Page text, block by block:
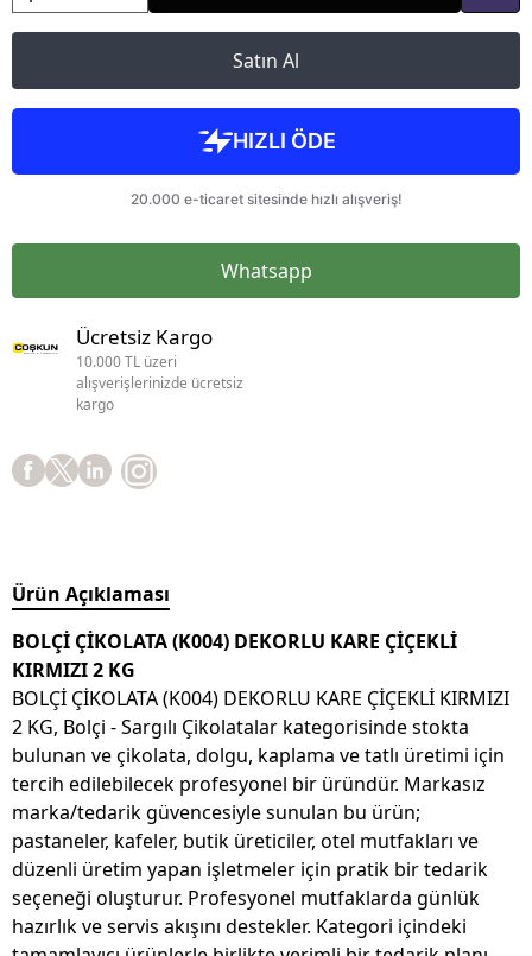
Satın Al
Whatsapp
Ücretsiz Kargo
10.000 TL üzeri
alışverişlerinizde ücretsiz
kargo
Ürün Açıklaması
BOLÇİ ÇİKOLATA (K004) DEKORLU KARE ÇİÇEKLİ
KIRMIZI 2 KG
BOLÇİ ÇİKOLATA (K004) DEKORLU KARE ÇİÇEKLİ KIRMIZI
2 KG, Bolçi - Sargılı Çikolatalar kategorisinde stokta
bulunan ve çikolata, dolgu, kaplama ve tatlı üretimi için
tercih edilebilecek profesyonel bir üründür. Markasız
marka/tedarik güvencesiyle sunulan bu ürün;
pastaneler, kafeler, butik üreticiler, otel mutfakları ve
düzenli üretim yapan işletmeler için pratik bir tedarik
seçeneği oluşturur. Profesyonel mutfaklarda günlük
hazırlık ve servis akışını destekler. Kategori içindeki